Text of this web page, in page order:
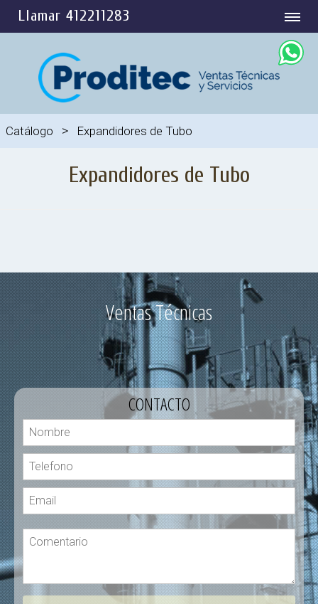
Llamar 412211283
Catálogo > Expandidores de Tubo
Expandidores de Tubo
Ventas Técnicas
CONTACTO